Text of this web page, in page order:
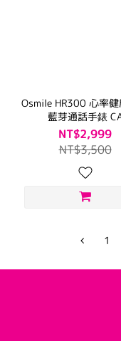
Osmile HR300 心率
藍芽通話手錶
NT$2,999
NT$3,500
1